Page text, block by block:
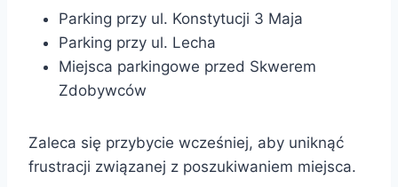
Parking przy ul. Konstytucji 3 Maja
Parking przy ul. Lecha
Miejsca parkingowe przed Skwerem
Zdobywców
Zaleca się przybycie wcześniej, aby uniknąć
frustracji związanej z poszukiwaniem miejsca.